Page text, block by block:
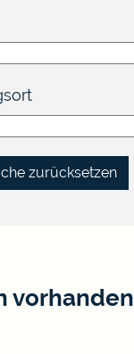
zurücksetzen
vorhanden